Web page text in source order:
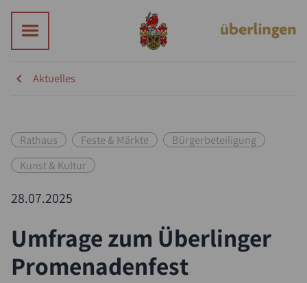
Aktuelles
Rathaus Feste & Märkte
Bürgerbeteiligung
Kunst & Kultur
28.07.2025
Umfrage zum Überlinger
Promenadenfest